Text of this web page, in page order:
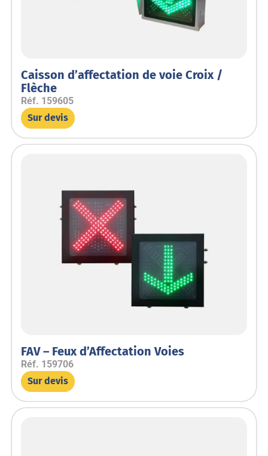
Caisson d’affectation de voie Croix /
Flèche
Réf. 159605
Sur devis
FAV – Feux d’Affectation Voies
Réf. 159706
Sur devis